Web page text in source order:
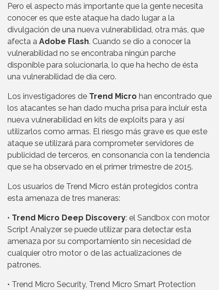
Pero el aspecto más importante que la gente necesita
conocer es que este ataque ha dado lugar a la
divulgación de una nueva vulnerabilidad, otra más, que
afecta a Adobe Flash. Cuando se dio a conocer la
vulnerabilidad no se encontraba ningún parche
disponible para solucionarla, lo que ha hecho de ésta
una vulnerabilidad de día cero.
Los investigadores de Trend Micro han encontrado que
los atacantes se han dado mucha prisa para incluir esta
nueva vulnerabilidad en kits de exploits para y así
utilizarlos como armas. El riesgo más grave es que este
ataque se utilizará para comprometer servidores de
publicidad de terceros, en consonancia con la tendencia
que se ha observado en el primer trimestre de 2015.
Los usuarios de Trend Micro están protegidos contra
esta amenaza de tres maneras:
• Trend Micro Deep Discovery: el Sandbox con motor
Script Analyzer se puede utilizar para detectar esta
amenaza por su comportamiento sin necesidad de
cualquier otro motor o de las actualizaciones de
patrones.
• Trend Micro Security, Trend Micro Smart Protection